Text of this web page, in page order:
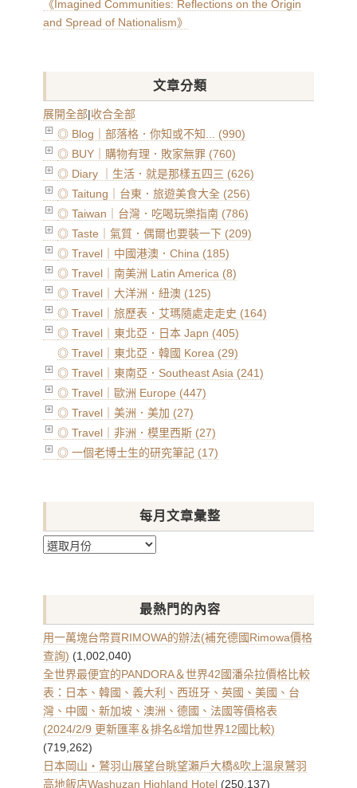
《Imagined Communities: Reflections on the Origin
and Spread of Nationalism》
文章分類
展開全部|收合全部
◎ Blog｜部落格．你知或不知... (990)
◎ BUY｜購物有理．敗家無罪 (760)
◎ Diary ｜生活．就是那樣五四三 (626)
◎ Taitung｜台東．旅遊美食大全 (256)
◎ Taiwan｜台灣．吃喝玩樂指南 (786)
◎ Taste｜氣質．偶爾也要裝一下 (209)
◎ Travel｜中國港澳．China (185)
◎ Travel｜南美洲 Latin America (8)
◎ Travel｜大洋洲．紐澳 (125)
◎ Travel｜旅歷表．艾瑪隨處走走史 (164)
◎ Travel｜東北亞．日本 Japn (405)
◎ Travel｜東北亞．韓國 Korea (29)
◎ Travel｜東南亞．Southeast Asia (241)
◎ Travel｜歐洲 Europe (447)
◎ Travel｜美洲．美加 (27)
◎ Travel｜非洲．模里西斯 (27)
◎ 一個老博士生的研究筆記 (17)
每月文章彙整
每
章
整
最熱門的內容
用一萬塊台幣買RIMOWA的辦法(補充德國Rimowa價格
查詢) (1,002,040)
全世界最便宜的PANDORA＆世界42國潘朵拉價格比較
表：日本、韓國、義大利、西班牙、英國、美國、台
灣、中國、新加坡、澳洲、德國、法國等價格表
(2024/2/9 更新匯率＆排名&增加世界12國比較)
(719,262)
日本岡山・鷲羽山展望台眺望瀨戶大橋&吹上溫泉鷲羽
高地飯店Washuzan Highland Hotel (250,137)